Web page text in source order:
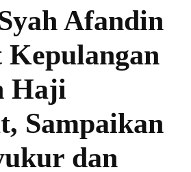
Afandin
Kepulangan
Haji
Sampaikan
dan